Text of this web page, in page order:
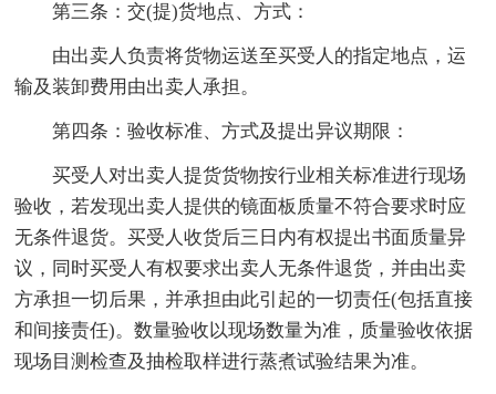
第三条：交(提)货地点、方式：
由出卖人负责将货物运送至买受人的指定地点，运
输及装卸费用由出卖人承担。
第四条：验收标准、方式及提出异议期限：
买受人对出卖人提货货物按行业相关标准进行现场
验收，若发现出卖人提供的镜面板质量不符合要求时应
无条件退货。买受人收货后三日内有权提出书面质量异
议，同时买受人有权要求出卖人无条件退货，并由出卖
方承担一切后果，并承担由此引起的一切责任(包括直接
和间接责任)。数量验收以现场数量为准，质量验收依据
现场目测检查及抽检取样进行蒸煮试验结果为准。